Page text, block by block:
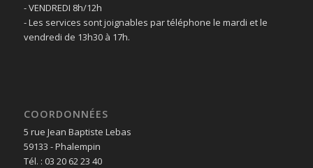
- VENDREDI 8h/12h
- Les services sont joignables par téléphone le mardi et le
vendredi de 13h30 à 17h.
COORDONNÉES
5 rue Jean Baptiste Lebas
59133 - Phalempin
Tél. : 03 20 62 23 40